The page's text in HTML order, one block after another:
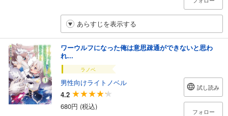
あらすじを表示する
ワーウルフになった俺は意思疎通ができないと思わ
れ...
ラノベ
男性向けライトノベル
4.2
680円 (税込)
試し読み
フォロー